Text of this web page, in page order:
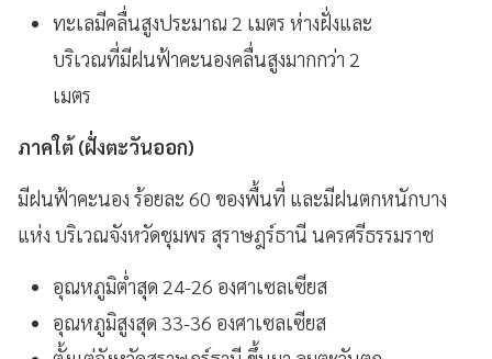
ทะเลมีคลื่นสูงประมาณ 2 เมตร ห่างฝั่งและ
บริเวณที่มีฝนฟ้าคะนองคลื่นสูงมากกว่า 2
เมตร
ภาคใต้ (ฝั่งตะวันออก)
มีฝนฟ้าคะนอง ร้อยละ 60 ของพื้นที่ และมีฝนตกหนักบาง
แห่ง บริเวณจังหวัดชุมพร สุราษฎร์ธานี นครศรีธรรมราช
อุณหภูมิต่ำสุด 24-26 องศาเซลเซียส
อุณหภูมิสูงสุด 33-36 องศาเซลเซียส